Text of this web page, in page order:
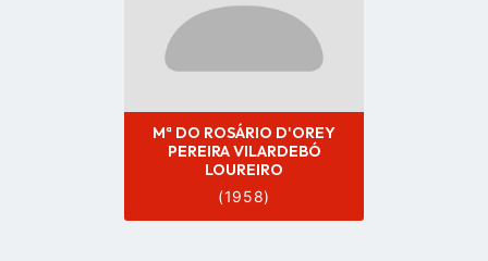
Mª DO ROSÁRIO D'OREY
PEREIRA VILARDEBÓ
LOUREIRO
(1958)